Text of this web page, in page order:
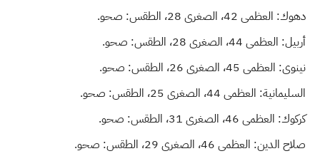
دهوك: العظمى 42، الصغرى 28، الطقس: صحو.
أربيل: العظمى 44، الصغرى 28، الطقس: صحو.
نينوى: العظمى 45، الصغرى 26، الطقس: صحو.
السليمانية: العظمى 44، الصغرى 25، الطقس: صحو.
كركوك: العظمى 46، الصغرى 31، الطقس: صحو.
صلاح الدين: العظمى 46، الصغرى 29، الطقس: صحو.